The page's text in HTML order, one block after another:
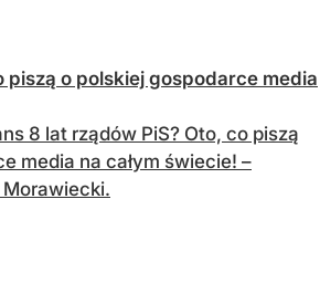
piszą o polskiej gospodarce media
8 lat rządów PiS? Oto, co piszą
media na całym świecie! –